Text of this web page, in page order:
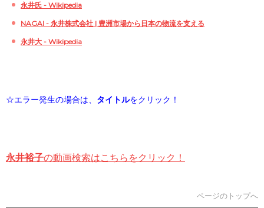
永井氏 - Wikipedia
NAGAI - 永井株式会社 | 豊洲市場から日本の物流を支える
永井大 - Wikipedia
☆エラー発生の場合は、 タイトルをクリック！
永井裕子の動画検索はこちらをクリック！
ページのトップへ